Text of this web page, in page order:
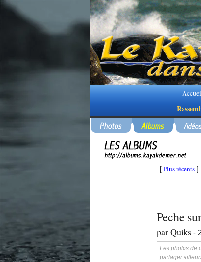
[ Plus récents ]
Peche
par Quiks -
Les photos de
partager